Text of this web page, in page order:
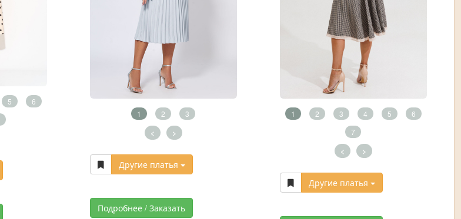
5
6
1 2 3
< >
Другие платья
Подробнее / Заказать
1 2 3 4 5
6
7
< >
Другие платья